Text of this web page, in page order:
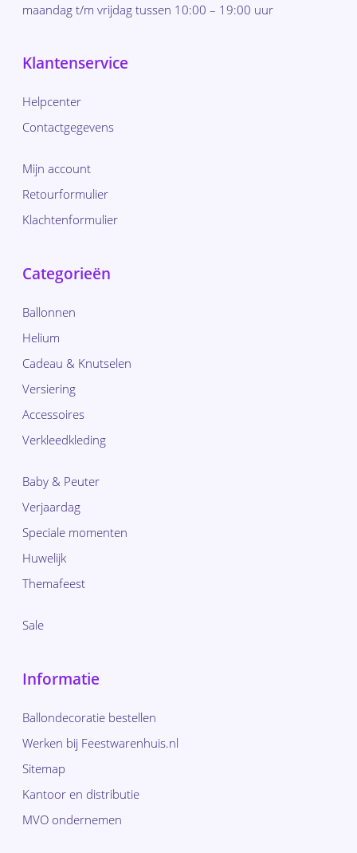
maandag t/m vrijdag tussen 10:00 – 19:00 uur
Klantenservice
Helpcenter
Contactgegevens
Mijn account
Retourformulier
Klachtenformulier
Categorieën
Ballonnen
Helium
Cadeau & Knutselen
Versiering
Accessoires
Verkleedkleding
Baby & Peuter
Verjaardag
Speciale momenten
Huwelijk
Themafeest
Sale
Informatie
Ballondecoratie bestellen
Werken bij Feestwarenhuis.nl
Sitemap
Kantoor en distributie
MVO ondernemen